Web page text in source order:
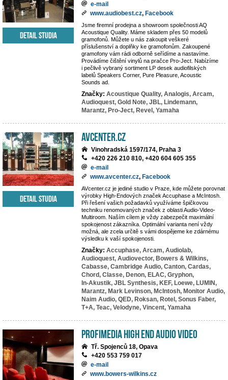
e-mail
www.audiobest.cz, Facebook
Jsme firemní prodejna a showroom společnosti AQ
Acoustique Quality. Máme skladem přes 50 modelů
gramofonů. Můžete u nás zakoupit veškeré
příslušenství a doplňky ke gramofonům. Zakoupené
gramofony vám rádi odborně seřídíme a nastavíme.
Provádíme čištění vinylů na pračce Pro-Ject. Nabízíme
i pečlivě vybraný sortiment LP desek audiofilských
labelů Speakers Corner, Pure Pleasure, Acoustic
Sounds ad.
Značky: Acoustique Quality, Analogis, Arcam,
Audioquest, Gold Note, JBL, Lindemann,
Marantz, Pro-Ject, Revel, Yamaha
Detail studia
AVcenter.cz
Vinohradská 1597/174, Praha 3
+420 226 210 810, +420 604 605 355
e-mail
www.avcenter.cz, Facebook
AVcenter.cz je jediné studio v Praze, kde můžete porovnat
výrobky High-Endových značek Accuphase a McIntosh.
Při řešení vašich požadavků využíváme špičkovou
techniku renomovaných značek z oblasti Audio-Video-
Multiroom. Naším cílem je vždy zabezpečit maximální
spokojenost zákazníka. Optimální varianta není vždy
možná, ale zcela určitě s vámi dospějeme ke zdárnému
výsledku k vaší spokojenosti.
Značky: Accuphase, Arcam, Audiolab,
Audioquest, Audiovector, Bowers & Wilkins,
Cabasse, Cambridge Audio, Canton, Cardas,
Chord, Classe, Denon, ELAC, Gryphon,
In-Akustik, JBL Synthesis, KEF, Loewe, LUMIN,
Marantz, Mark Levinson, McIntosh, Monitor Audio,
Naim Audio, QED, Roksan, Rotel, Sonus Faber,
T+A, Teac, Velodyne, Vincent, Yamaha
Detail studia
PROFIMEDIA High End Audio Video
Tř. Spojenců 18, Opava
+420 553 759 017
e-mail
www.bowers-wilkins.cz